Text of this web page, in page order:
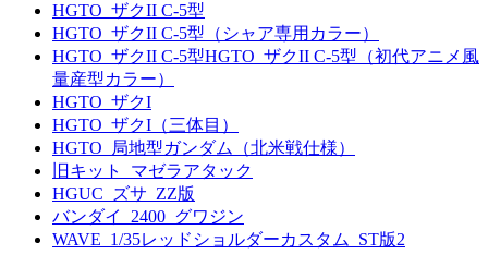
HGTO_ザクII C-5型
HGTO_ザクII C-5型（シャア専用カラー）
HGTO_ザクII C-5型HGTO_ザクII C-5型（初代アニメ風
量産型カラー）
HGTO_ザクI
HGTO_ザクI（三体目）
HGTO_局地型ガンダム（北米戦仕様）
旧キット_マゼラアタック
HGUC_ズサ_ZZ版
バンダイ_2400_グワジン
WAVE_1/35レッドショルダーカスタム_ST版2